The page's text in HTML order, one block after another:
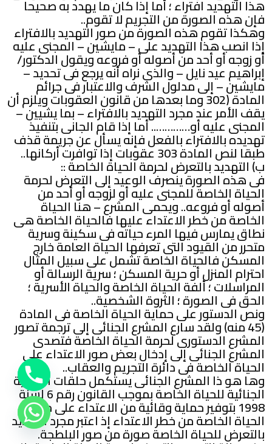
هذا التهديد افتراء ؛ أما إذا كان ما يهدد به صحيحا
فإن هذه الصورة من التجريم لا تقوم..
وهكذا تقوم هذه الصورة من صور التهديد بالافتراء
إذا انصب هذا التهديد على – مايشين – المجنى عليه
أو زوجه أو أحد من أصوله أو فروعه ويقول الدكتور/
إبراهيم عيد نايل – والذى نراه أنه يرجع فى تحديد –
مايشين – إلى مدلول الشرف والاعتبار فى جرائم
المادة (302 وما بعدها من قانون العقوبات ويلزم أن
يقف الأمر عند مجرد التهديد بالافتراء – بما يشيين –
المجنى عليه أو………….. أما إذا قام الجانى بتنفيذ
تهديده بالافتراء بالفعل فإنه يسأل عن جريمة قذف
طبقا لنص المادة 303 عقوبات إذا توافرت أركانها..
ب) التهديد بالتعرض لحرمة الحياة الخاصة ::
فى هذه الصورة ينصرف الوعيد إلى التعرض لحرمة
الحياة الخاصة للمجنى عليه أو لزوجه أو أحد من
أصوله أو فروعه.. ويحمى المشرع – هنا الحياة
الخاصة من خطر الاعتداء عليها فالحياة الخاصة هى
نطاق يمارس فيها المرء حياته فى سكينة وسرية
متحرر من القيود التى تعرفها الحياة العامة خارج
المسكن فالحياة الخاصة تشمل على سبيل المثال
احترام المنزل أو حرية المسكن ؛ سرية الرسالة أو
المراسلات ؛ ألفة الحياة الخاصة والحياة الأسرية ؛
الحق فى الصورة ؛ الثروة الشخصية..
ونص الدستور على حماية الحياة الخاصة فى المادة
(45 منه) ولقد سارع المشرع الجنائى إلى ترجمة تصور
المشرع الدستورى لحرمة الحياة الخاصة فتصدى
المشرع الجنائى إلى إدخال بعض صور الاعتداء على
الحياة الخاصة فى دائرة التجريم والعقاب..
وها هو ذا المشرع الجنائى يستكمل حلقات الحماية
الجنائية للحياة الخاصة بموجب القانون رقم 6 لسنة
1998 بتوفير حماية وقائية من الاعتداء على حرمة
الحياة الخاصة من خطر الاعتداء إذ اعتبر مجرد التهديد
بالتعرض للحياة الخاصة صورة من صور البلطجة.